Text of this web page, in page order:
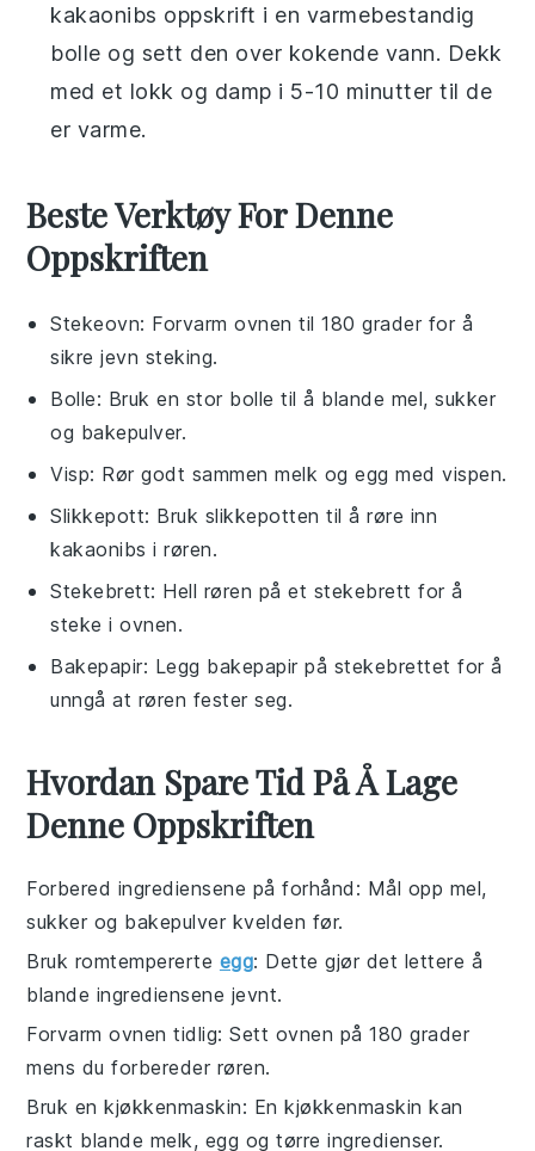
kakaonibs oppskrift i en varmebestandig
bolle og sett den over kokende vann. Dekk
med et lokk og damp i 5-10 minutter til de
er varme.
Beste Verktøy For Denne
Oppskriften
Stekeovn: Forvarm ovnen til 180 grader for å
sikre jevn steking.
Bolle: Bruk en stor bolle til å blande mel, sukker
og bakepulver.
Visp: Rør godt sammen melk og egg med vispen.
Slikkepott: Bruk slikkepotten til å røre inn
kakaonibs i røren.
Stekebrett: Hell røren på et stekebrett for å
steke i ovnen.
Bakepapir: Legg bakepapir på stekebrettet for å
unngå at røren fester seg.
Hvordan Spare Tid På Å Lage
Denne Oppskriften
Forbered ingrediensene på forhånd : Mål opp mel,
sukker og bakepulver kvelden før.
Bruk romtempererte egg: Dette gjør det lettere å
blande ingrediensene jevnt.
Forvarm ovnen tidlig: Sett ovnen på 180 grader
mens du forbereder røren.
Bruk en kjøkkenmaskin: En kjøkkenmaskin kan
raskt blande melk, egg og tørre ingredienser.